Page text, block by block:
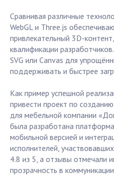
Сравнивая различные
WebGL и Three.js
привлекательный 3D-
квалификации
SVG или Canvas для
поддерживать и быстрее
Как пример успешной
привести проект по
для мебельной компании
была разработана
мобильной версией и
исполнителей,
4.8 из 5, а отзывы отмечали
прозрачность в